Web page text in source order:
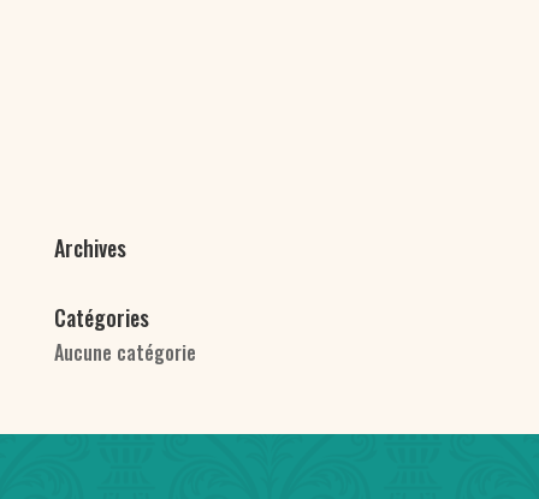
Archives
Catégories
Aucune catégorie